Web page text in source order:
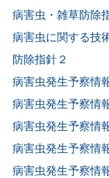
病害虫・雑草防除
病害虫に関する技
防除指針２
病害虫発生予察情
病害虫発生予察情
病害虫発生予察
病害虫発生予察
病害虫発生予察